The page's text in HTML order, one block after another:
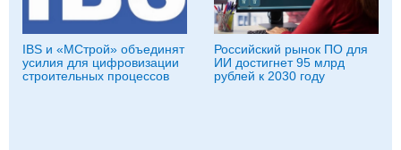
IBS и «МСтрой» объединят
усилия для цифровизации
строительных процессов
Российский рынок ПО для
ИИ достигнет 95 млрд
рублей к 2030 году